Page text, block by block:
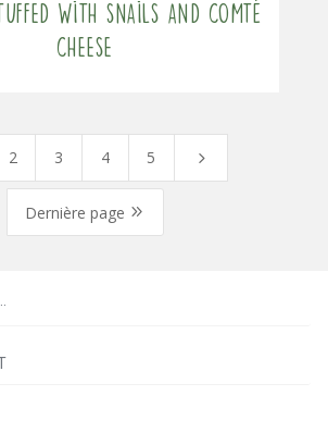
with snails and comté
cheese
2 3 4 5 5
Dernière page 9